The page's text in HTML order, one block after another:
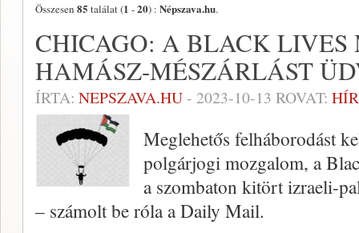
Összesen 85 találat (1 -20) : Népszava.hu.
CHICAGO: A BLACK LIVES
HAMÁSZ-MÉSZÁRLÁST
ÍRTA: NEPSZAVA.HU- 2023-10-13 ROVAT:
Meglehetős felháborodást
polgárjogi mozgalom, a
a szombaton kitört izraeli-
– számolt be róla a Daily Mail.